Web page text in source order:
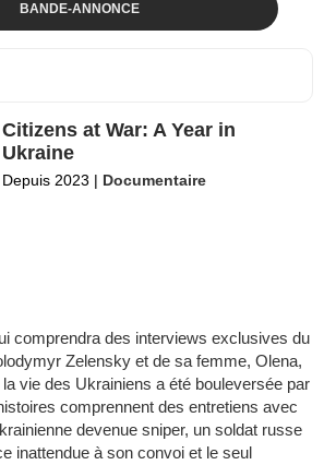
BANDE-ANNONCE
Citizens at War: A Year in
Ukraine
Depuis 2023 | Documentaire
comprendra des interviews exclusives du
Zelensky et de sa femme, Olena,
vie des Ukrainiens a été bouleversée par
comprennent des entretiens avec
devenue sniper, un soldat russe
inattendue à son convoi et le seul